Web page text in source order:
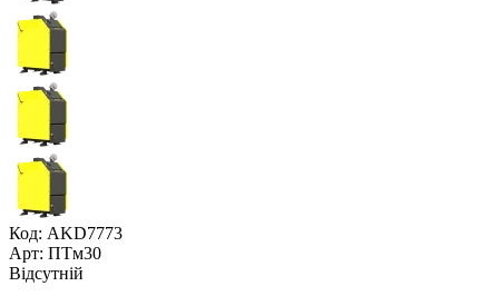
Код: AKD7773
Арт: ПТм30
Відсутній